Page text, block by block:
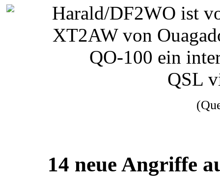
Harald/DF2WO ist
XT2AW von
QO-100 ein
QSL
14 neue Angriffe